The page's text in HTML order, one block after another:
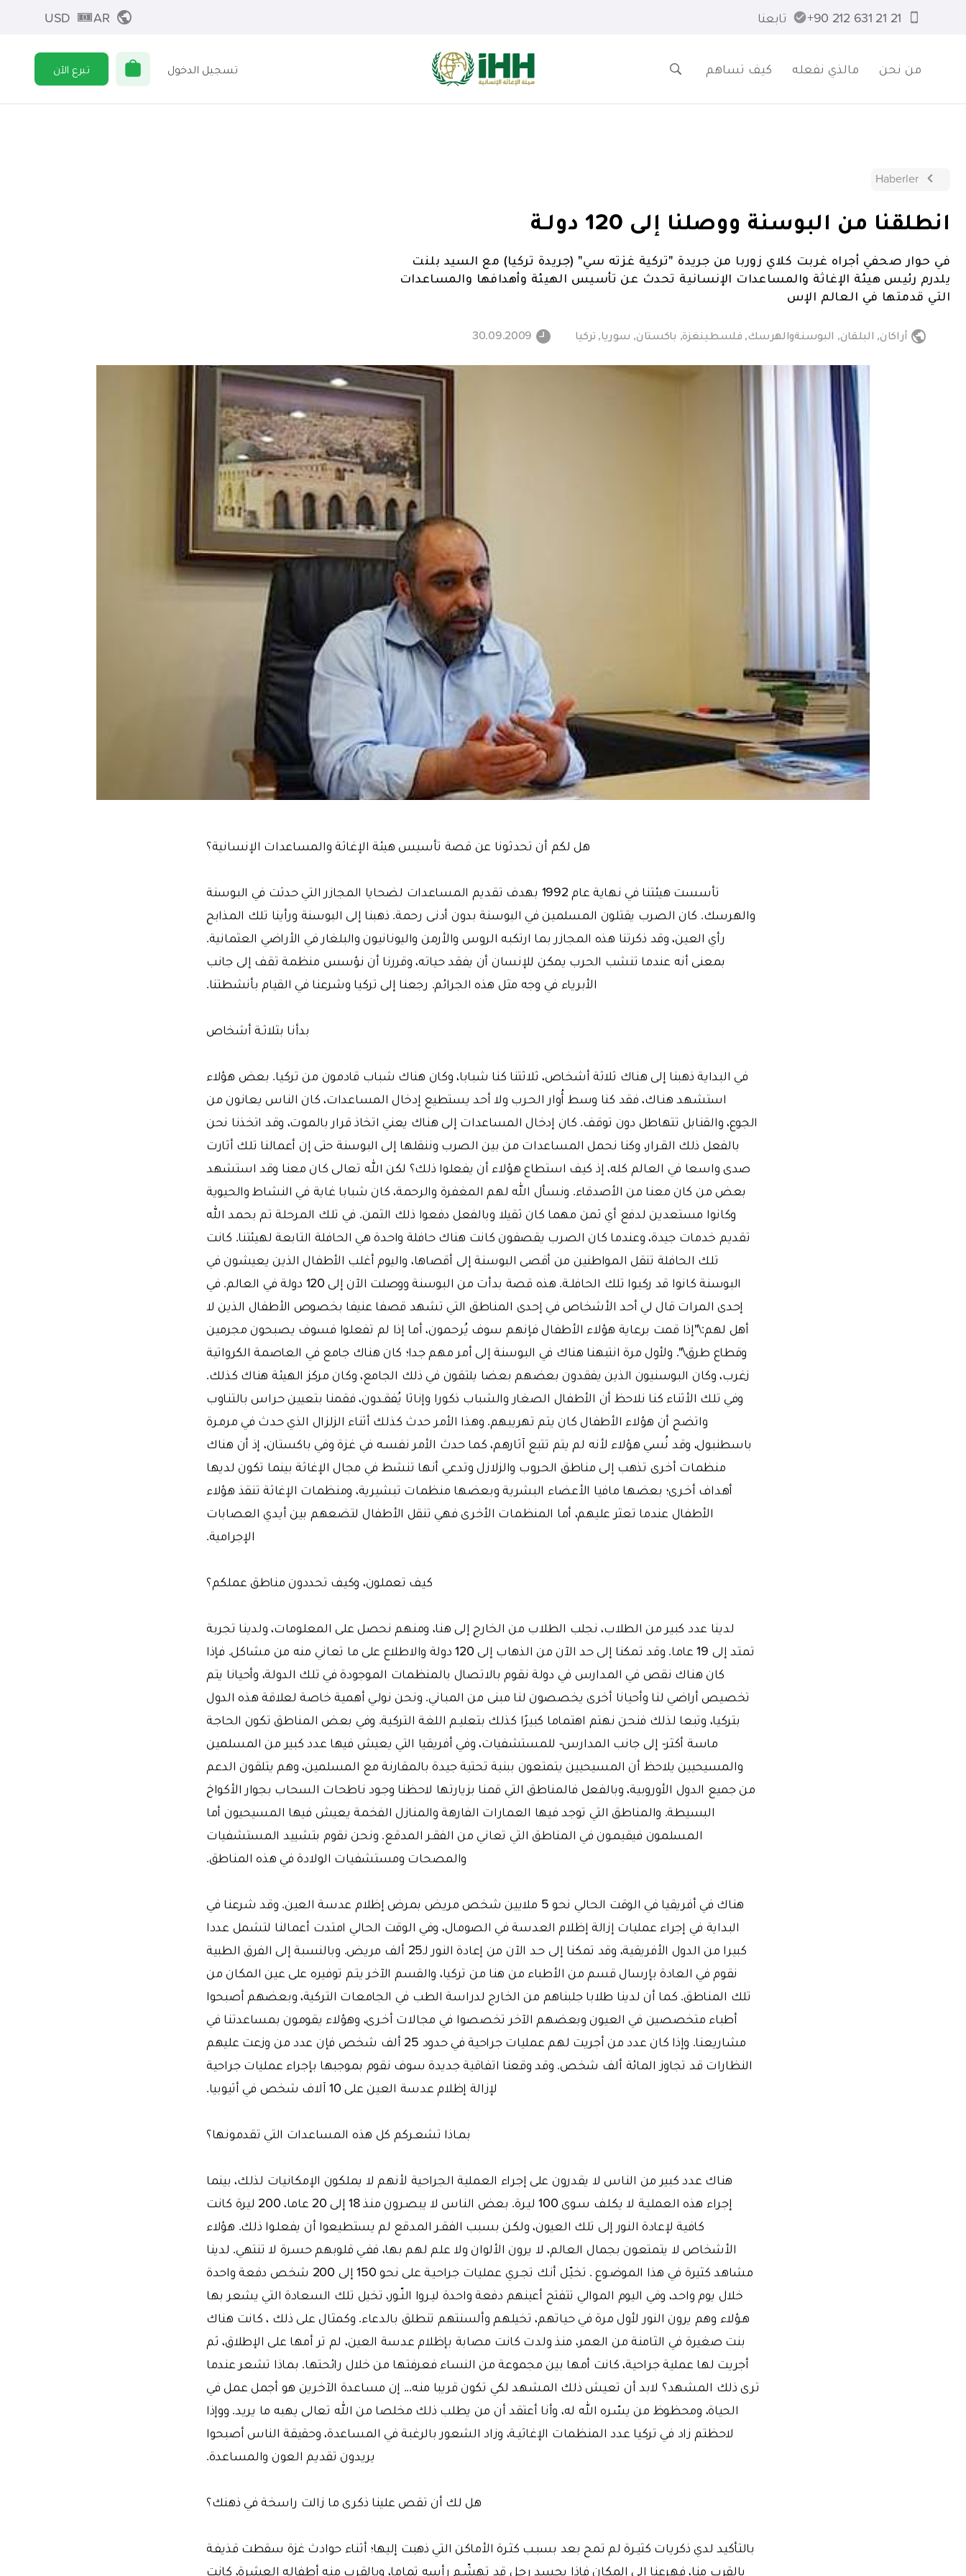
21 21 631 212 90+ تابعنا AR
USD
من نحن مالذي نفعله كيف تساهم تسجيل الدخول تبرع الآن
Haberler
انطلقنا من البوسنة ووصلنا إلى 120 دولـة
في حوار صحفي أجراه غربت كلاي زوربا من جريدة "تركية غزته سي" (جريدة تركيا) مع السيد بلنت
يلدرم رئيس هيئة الإغاثة والمساعدات الإنسانية تحدث عن تأسيس الهيئة وأهدافها والمساعدات
التي قدمتها في العالم الإس
أراكان, البلقان, البوسنةوالهرسك, فلسطينغزة, باكستان, سوريا, تركيا 30.09.2009
هل لكم أن تحدثونا عن قصة تأسيس هيئة الإغاثة والمساعدات الإنسانية؟
تأسست هيئتنا في نهاية عام 1992 بهدف تقديم المساعدات لضحايا المجازر التي حدثت في البوسنة
والهرسك. كان الصرب يقتلون المسلمين في البوسنة بدون أدنـى رحمة. ذهبنا إلى البوسنة ورأينا تلك المذابح
رأي العين، وقد ذكرتنا هذه المجازر بما ارتكبه الروس والأرمن واليونانيون والبلغار في الأراضي العثمانية.
بمعنى أنه عندما تنشب الحرب يمكن للإنسان أن يفقد حياته، وقررنا أن نؤسس منظمة تقف إلى جانب
الأبرياء في وجه مثل هذه الجرائم. رجعنا إلى تركيا وشرعنا في القيام بأنشطتنا.
بدأنا بثلاثـة أشخاص
في البداية ذهبنا إلى هناك ثلاثة أشخاص، ثلاثتنا كنا شبابا، وكان هناك شباب قادمون من تركيا. بعض هؤلاء
استشهد هنـاك، فقد كنا وسط أُوار الحـرب ولا أحد يستطيع إدخال المساعدات، كان الناس يعانون من
الجوع، والقنابل تتهاطل دون توقف. كان إدخال المساعدات إلى هناك يعني اتخاذ قرار بالموت، وقد اتخذنا نحن
بالفعل ذلك القـرار، وكنا نحمل المساعدات من بين الصرب وننقلها إلى البوسنة حتى إن أعمالنا تلك أثارت
صدى واسعا في العالم كله، إذ كيف استطاع هؤلاء أن يفعلوا ذلك؟ لكن الله تعالى كان معنا وقد استشهد
بعض من كان معنا من الأصدقاء. ونسأل الله لهم المغفرة والرحمة، كان شبابا غاية في النشاط والحيوية
وكانوا مستعدين لدفع أي ثمن مهما كان ثقيلا وبالفعل دفعوا ذلك الثمن. في تلك المرحلة تم بحمد الله
تقديم خدمات جيدة، وعندما كان الصرب يقصفون كانت هناك حافلة واحدة هي الحافلة التابعة لهيئتنا. كانت
تلك الحافلة تنقل المواطنين من أقصى البوسنة إلى أقصاها، واليوم أغلب الأطفال الذين يعيشون في
البوسنة كانوا قد ركبوا تلك الحافلـة. هذه قصة بدأت من البوسنة ووصلت الآن إلى 120 دولة في العالم. في
إحدى المرات قال لي أحد الأشخاص في إحدى المناطق التي تشهد قصفا عنيفا بخصوص الأطفال الذين لا
أهل لهم:\"إذا قمت برعاية هؤلاء الأطفال فإنهم سوف يُرحمون، أما إذا لم تفعلوا فسوف يصبحون مجرمين
وقطاع طرق\". ولأول مرة انتبهنا هناك في البوسنة إلى أمر مهم جدا؛ كان هناك جامع في العاصمة الكرواتية
زغرب، وكان البوسنيون الذين يفقدون بعضهم بعضا يلتقون في ذلك الجامع، وكان مركز الهيئة هناك كذلك.
وفي تلك الأثناء كنا نلاحظ أن الأطفال الصغار والشباب ذكورا وإناثا يُفقـدون، فقمنا بتعيين حراس بالتناوب
واتضح أن هؤلاء الأطفال كان يتم تهريبهم. وهذا الأمر حدث كذلك أثناء الزلزال الذي حدث في مرمـرة
باسطنبول، وقد نُسي هؤلاء لأنه لم يتم تتبع آثارهم، كما حدث الأمر نفسـه في غـزة وفي باكستان، إذ أن هناك
منظمات أخرى تذهب إلى مناطق الحروب والزلازل وتدعي أنها تنشط في مجال الإغاثة بينما تكون لديها
أهداف أخـرى؛ بعضها مافيا الأعضاء البشرية وبعضها منظمات تبشيرية، ومنظمات الإغاثة تنقذ هؤلاء
الأطفال عندما تعثر عليهم، أما المنظمات الأخرى فهي تنقل الأطفال لتضعهم بين أيدي العصابات
الإجرامية.
كيف تعملون، وكيف تحددون مناطق عملكم؟
لدينا عدد كبير من الطلاب، نجلب الطلاب من الخارج إلى هنا، ومنهم نحصل على المعلومات، ولدينا تجربة
تمتد إلى 19 عاما. وقد تمكنا إلى حد الآن من الذهاب إلى 120 دولة والاطلاع على ما تعاني منه من مشاكل. فإذا
كان هناك نقص في المدارس في دولة نقوم بالاتصال بالمنظمات الموجودة في تلك الدولة، وأحيانا يتم
تخصيص أراضي لنا وأحيانا أخرى يخصصون لنا مبنى من المباني. ونحن نولـي أهمية خاصة لعلاقة هذه الدول
بتركيا، وتبعا لذلك فنحن نهتم اهتماما كبيرًا كذلك بتعليـم اللغة التركية. وفي بعض المناطق تكون الحاجـة
ماسة أكثر- إلى جانب المدارس- للمستشفيات، وفي أفريقيا التي يعيش فيها عدد كبير من المسلمين
والمسيحيين يلاحظ أن المسيحيين يتمتعون ببنية تحتية جيدة بالمقارنة مع المسلمين، وهم يتلقون الدعم
من جميع الدول الأوروبية، وبالفعل فالمناطق التي قمنا بزيارتها لاحظنا وجـود ناطحات السحاب بجوار الأكواخ
البسيطة. والمناطق التي توجد فيها العمارات الفارهة والمنازل الفخمة يعيش فيها المسيحيون أما
المسلمون فيقيمـون في المناطق التي تعاني من الفقـر المدقـع. ونحن نقوم بتشييد المستشفيات
والمصحات ومستشفيات الولادة في هذه المناطق.
هناك في أفريقيا في الوقت الحالي نحو 5 ملايين شخص مريض بمرض إظلام عدسة العين. وقد شرعنا في
البداية في إجراء عمليات إزالة إظلام العدسة في الصومال، وفي الوقت الحالي امتدت أعمالنا لتشمل عددا
كبيرا من الدول الأفريقية، وقد تمكنا إلى حـد الآن من إعادة النور لـ25 ألف مريض. وبالنسبة إلى الفرق الطبية
نقوم في العادة بإرسال قسم من الأطباء من هنا من تركيا، والقسم الآخر يتـم توفيره على عين المكان من
تلك المناطق. كما أن لدينا طلابا جلبناهم من الخارج لدراسة الطب في الجامعات التركية، وبعضهم أصبحوا
أطباء متخصصين في العيون وبعضهم الآخر تخصصوا في مجالات أخـرى، وهؤلاء يقومون بمساعدتنا في
مشاريعنا. وإذا كان عدد من أجريت لهم عمليات جراحية في حدود 25 ألف شخص فإن عدد من وزعت عليهم
النظارات قد تجاوز المائة ألف شخص. وقد وقعنا اتفاقية جديدة سوف نقوم بموجبها بإجراء عمليات جراحية
لإزالة إظلام عدسة العين على 10 آلاف شخص في أثيوبيا.
بمـاذا تشعـركم كل هذه المساعدات التي تقدمونها؟
هناك عدد كبير من الناس لا يقدرون على إجراء العملية الجراحية لأنهم لا يملكون الإمكانيات لذلك، بينما
إجراء هذه العمليـة لا يكـلف سـوى 100 ليـرة. بعض الناس لا يبصـرون منذ 18 إلى 20 عاما، 200 ليرة كانت
كافية لإعادة النور إلى تلك العيون، ولكـن بسبب الفقـر المدقع لم يستطيعوا أن يفعلـوا ذلك. هؤلاء
الأشخاص لا يتمتعون بجمال العالم، لا يرون الألوان ولا علم لهم بها، ففـي قلوبهم حسرة لا تنتهي. لدينا
مشاهد كثيرة في هذا الموضـوع . تخيّـل أنك تجـري عمليات جراحيـة على نحو 150 إلى 200 شخص دفعة واحدة
خلال يوم واحد، وفي اليوم الموالي تتفتح أعينهم دفعة واحدة ليـروا النّـور، تخيل تلك السعادة التي يشعر بها
هـؤلاء وهم يرون النور لأول مرة في حياتهم، تخيلهم وألسنتهم تنطلق بالدعاء. وكمثال على ذلك ، كانت هناك
بنت صغيرة في الثامنة من العمر، منذ ولدت كانت مصابة بإظلام عدسة العين، لم تر أمها على الإطلاق، ثم
أجريت لها عملية جراحية، كانت أمها بين مجموعة من النساء فعرفتها من خلال رائحتها. بماذا تشعر عندما
ترى ذلك المشهد؟ لابد أن تعيش ذلك المشهد لكي تكون قريبا منه... إن مساعدة الآخرين هو أجمل عمل في
الحياة، ومحظوظ من يسّـره الله له، وأنا أعتقد أن من يطلب ذلك مخلصا من الله تعالى يهبه ما يريد. ووإذا
لاحظتم زاد في تركيا عدد المنظمات الإغاثيـة، وزاد الشعور بالرغبة في المساعدة، وحقيقة الناس أصبحوا
يريدون تقديم العون والمساعدة.
هل لك أن تقص علينا ذكرى ما زالت راسخة في ذهنك؟
بالتأكيد لدي ذكريات كثيـرة لم تمح بعد بسبـب كثـرة الأماكن التي ذهبت إليها؛ أثناء حوادث غزة سقطت قذيفـة
بالقرب منا، فهرعنا إلى المكان فإذا بجسد رجـل قد تهشّـم رأسه تماما، وبالقرب منه أطفاله العشرة، كانت